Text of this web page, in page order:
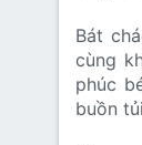
Bát
cùng
phúc
buồn